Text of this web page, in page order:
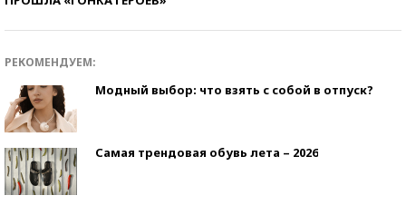
РЕКОМЕНДУЕМ:
Модный выбор: что взять с собой в отпуск?
Самая трендовая обувь лета – 2026